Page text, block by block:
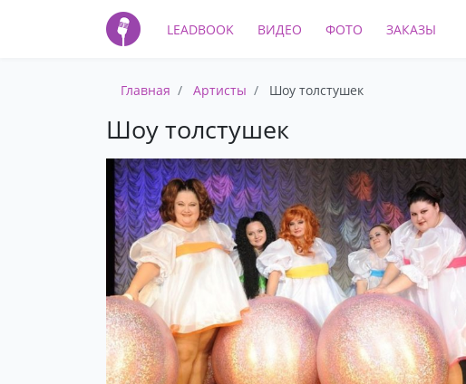
LEADBOOK ВИДЕО ФОТО ЗАКАЗЫ
Главная Артисты Шоу толстушек
Шоу толстушек